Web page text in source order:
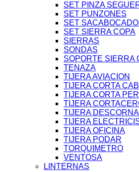
SET PINZA
SET PUNZONES
SET
SET SIERRA COPA
SIERRAS
SONDAS
SOPORTE SIERRA
TENAZA
TIJERA AVIACION
TIJERA CORTA
TIJERA CORTA
TIJERA
TIJERA
TIJERA
TIJERA OFICINA
TIJERA PODAR
TORQUIMETRO
VENTOSA
LINTERNAS